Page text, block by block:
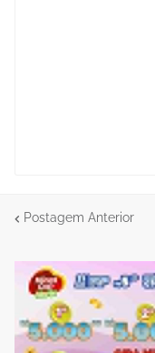
Postagem Anterior